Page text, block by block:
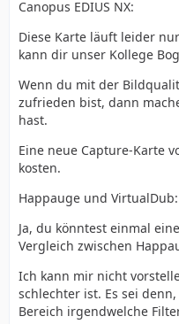
Canopus EDIUS NX:
Diese Karte läuft leider
kann dir unser Kollege
Wenn du mit der
zufrieden bist, dann
hast.
Eine neue Capture-Karte
kosten.
Happauge und VirtualDub:
Ja, du könntest einmal
Vergleich zwischen
Ich kann mir nicht
schlechter ist. Es sei
Bereich irgendwelche